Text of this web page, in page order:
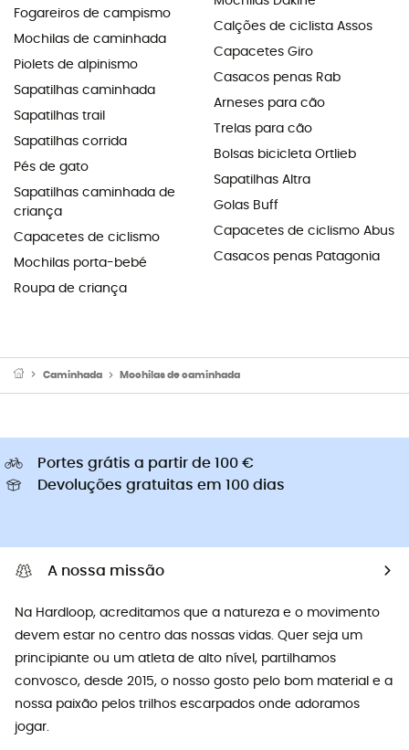
Fogareiros de campismo
Mochilas de caminhada
Piolets de alpinismo
Sapatilhas caminhada
Sapatilhas trail
Sapatilhas corrida
Pés de gato
Sapatilhas caminhada de
criança
Capacetes de ciclismo
Mochilas porta-bebé
Roupa de criança
Calções de ciclista Assos
Capacetes Giro
Casacos penas Rab
Arneses para cão
Trelas para cão
Bolsas bicicleta Ortlieb
Sapatilhas Altra
Golas Buff
Capacetes de ciclismo Abus
Casacos penas Patagonia
Caminhada Mochilas de caminhada
Portes grátis a partir de 100 €
Devoluções gratuitas em 100 dias
A nossa missão
Na Hardloop, acreditamos que a natureza e o movimento
devem estar no centro das nossas vidas. Quer seja um
principiante ou um atleta de alto nível, partilhamos
convosco, desde 2015, o nosso gosto pelo bom material e a
nossa paixão pelos trilhos escarpados onde adoramos
jogar.